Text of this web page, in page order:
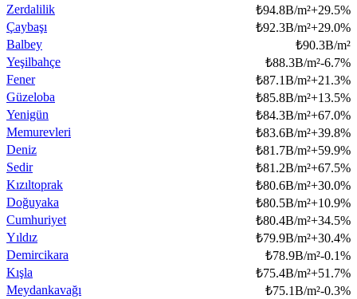
Zerdalilik
₺94.8B/m²+29.5%
Çaybaşı
₺92.3B/m²+29.0%
Balbey
₺90.3B/m²
Yeşilbahçe
₺88.3B/m²-6.7%
Fener
₺87.1B/m²+21.3%
Güzeloba
₺85.8B/m²+13.5%
Yenigün
₺84.3B/m²+67.0%
Memurevleri
₺83.6B/m²+39.8%
Deniz
₺81.7B/m²+59.9%
Sedir
₺81.2B/m²+67.5%
Kızıltoprak
₺80.6B/m²+30.0%
Doğuyaka
₺80.5B/m²+10.9%
Cumhuriyet
₺80.4B/m²+34.5%
Yıldız
₺79.9B/m²+30.4%
Demircikara
₺78.9B/m²-0.1%
Kışla
₺75.4B/m²+51.7%
Meydankavağı
₺75.1B/m²-0.3%